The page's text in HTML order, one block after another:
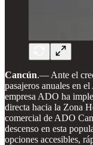
Cancún.— Ante el
pasajeros anuales en
empresa ADO ha
directa hacia la Zona
comercial de ADO
descenso en esta
opciones accesibles,